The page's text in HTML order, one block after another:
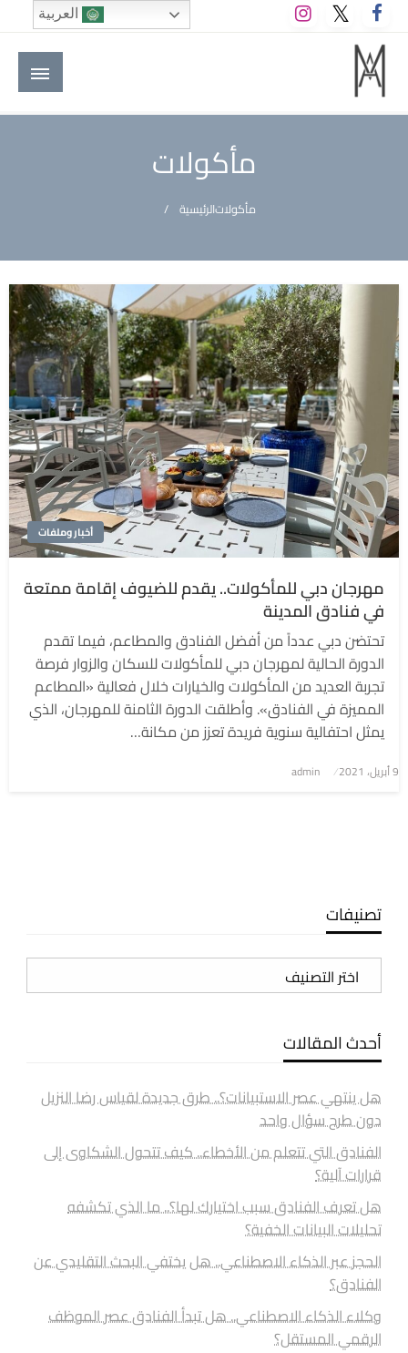
التخطي
إلى
المحتوى
M A hotels | إم ايه هوتيلز
الموقع الأول للعاملين في الفنادق في العالم العربي
مأكولات
الرئيسيةمأكولات
أخبار وملفات
مهرجان دبي للمأكولات.. يقدم للضيوف إقامة ممتعة
في فنادق المدينة
تحتضن دبي عدداً من أفضل الفنادق والمطاعم، فيما تقدم
الدورة الحالية لمهرجان دبي للمأكولات للسكان والزوار فرصة
تجربة العديد من المأكولات والخيارات خلال فعالية «المطاعم
المميزة في الفنادق». وأطلقت الدورة الثامنة للمهرجان، الذي
يمثل احتفالية سنوية فريدة تعزز من مكانة…
نُشر
9 أبريل، 2021 admin
تصنيفات
تصنيفات
أحدث المقالات
هل ينتهي عصر الاستبيانات؟.. طرق جديدة لقياس رضا النزيل
دون طرح سؤال واحد
الفنادق التي تتعلم من الأخطاء.. كيف تتحول الشكاوى إلى
قرارات آلية؟
هل تعرف الفنادق سبب اختيارك لها؟.. ما الذي تكشفه
تحليلات البيانات الخفية؟
الحجز عبر الذكاء الاصطناعي.. هل يختفي البحث التقليدي عن
الفنادق؟
وكلاء الذكاء الاصطناعي.. هل تبدأ الفنادق عصر الموظف
الرقمي المستقل؟
العربية